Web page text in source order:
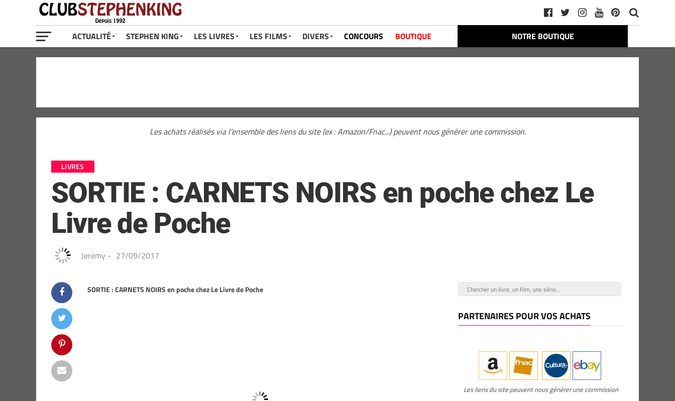
ACTUALITÉ STEPHEN KING LES LIVRES LES FILMS DIVERS CONCOURS BOUTIQUE NOTRE BOUTIQUE
Les achats réalisés via l'ensemble des liens du site (ex : Amazon/Fnac...) peuvent nous générer une commission.
LIVRES
SORTIE : CARNETS NOIRS en poche chez Le
Livre de Poche
Jeremy - 27/09/2017
SORTIE : CARNETS NOIRS en poche chez Le Livre de Poche
PARTENAIRES POUR VOS ACHATS
Les liens du site peuvent nous générer une commission